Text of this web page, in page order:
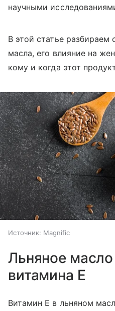
научными
В этой статье разбираем
масла, его влияние на
кому и когда этот
Источник: Magnific
Льняное масло
витамина E
Витамин Е в льняном